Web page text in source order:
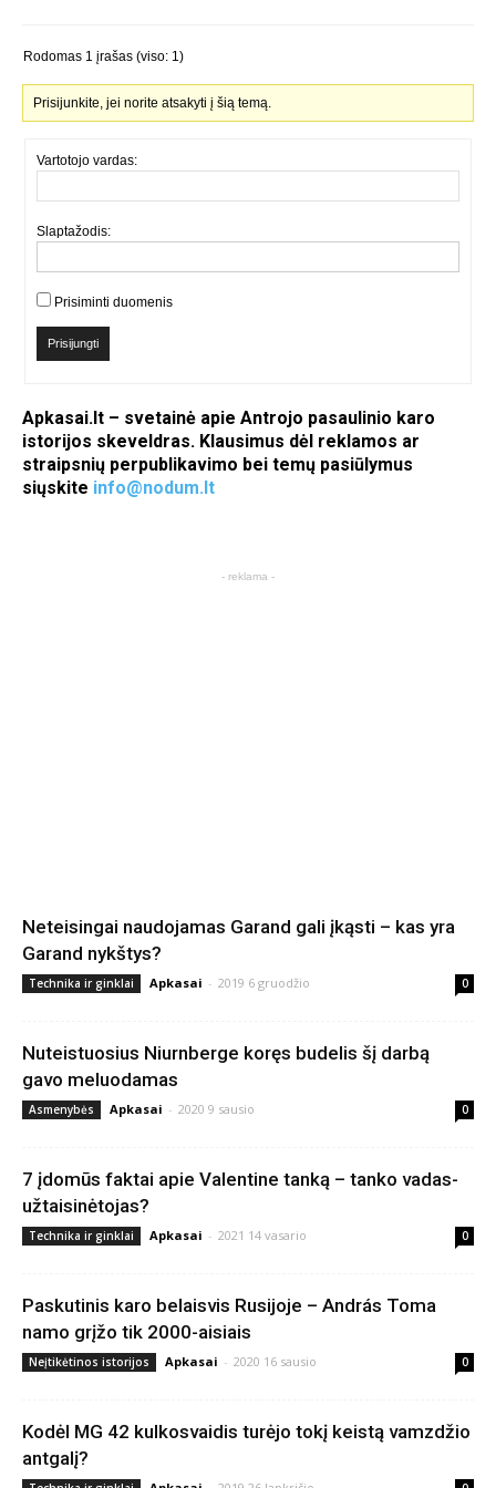
Rodomas 1 įrašas (viso: 1)
Prisijunkite, jei norite atsakyti į šią temą.
Vartotojo vardas:
Slaptažodis:
Prisiminti duomenis
Prisijungti
Apkasai.lt – svetainė apie Antrojo pasaulinio karo
istorijos skeveldras. Klausimus dėl reklamos ar
straipsnių perpublikavimo bei temų pasiūlymus
siųskite info@nodum.lt
- reklama -
Neteisingai naudojamas Garand gali įkąsti – kas yra
Garand nykštys?
Technika ir ginklai Apkasai - 2019 6 gruodžio 0
Nuteistuosius Niurnberge koręs budelis šį darbą
gavo meluodamas
Asmenybės Apkasai - 2020 9 sausio 0
7 įdomūs faktai apie Valentine tanką – tanko vadas-
užtaisinėtojas?
Technika ir ginklai Apkasai - 2021 14 vasario 0
Paskutinis karo belaisvis Rusijoje – András Toma
namo grįžo tik 2000-aisiais
Neįtikėtinos istorijos Apkasai - 2020 16 sausio 0
Kodėl MG 42 kulkosvaidis turėjo tokį keistą vamzdžio
antgalį?